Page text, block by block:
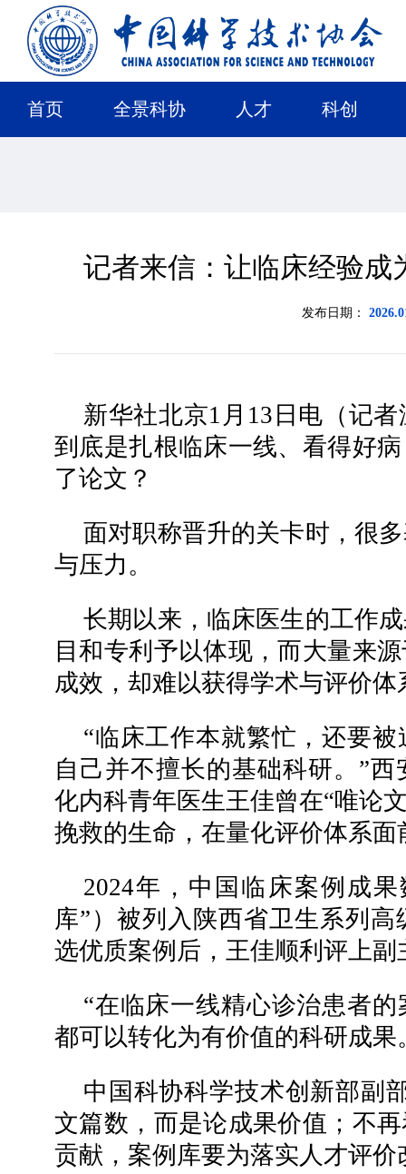
首页 全景科协 人才 科创
记者来信：让临床经验成
发布日期：
新华社北京1月13日电（记
到底是扎根临床一线、看得好
了论文？
面对职称晋升的关卡时，很
与压力。
长期以来，临床医生的工作
目和专利予以体现，而大量来
成效，却难以获得学术与评价
“临床工作本就繁忙，还要
自己并不擅长的基础科研。”
化内科青年医生王佳曾在“唯论
挽救的生命，在量化评价体系面
2024年，中国临床案例成
库”）被列入陕西省卫生系列
选优质案例后，王佳顺利评上副
“在临床一线精心诊治患者
都可以转化为有价值的科研成果
中国科协科学技术创新部副
文篇数，而是论成果价值；不
贡献，案例库要为落实人才评价